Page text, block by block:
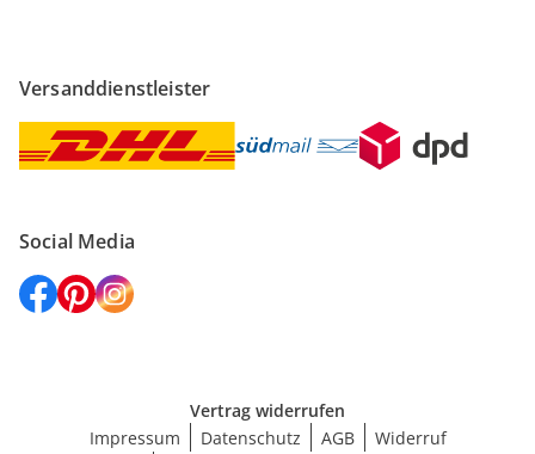
Versanddienstleister
Social Media
Vertrag widerrufen
Impressum
Datenschutz AGB
Widerruf